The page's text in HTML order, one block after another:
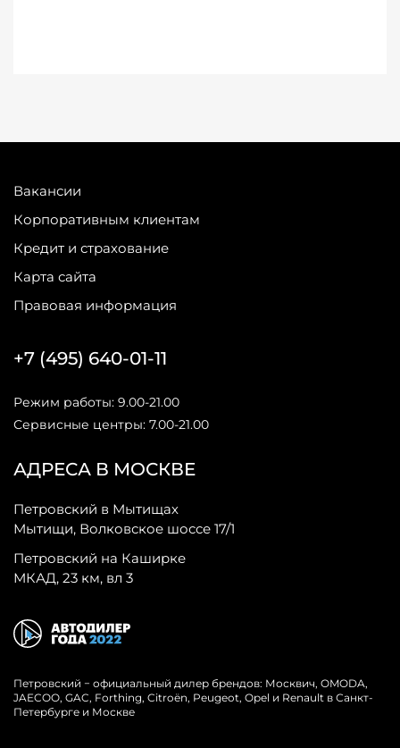
Вакансии
Корпоративным клиентам
Кредит и страхование
Карта сайта
Правовая информация
АДРЕСА В МОСКВЕ
Петровский в Мытищах
Мытищи, Волковское шоссе 17/1
Петровский на Каширке
МКАД, 23 км, вл 3
+7 (495) 640-01-11
Режим работы: 9.00-21.00
Сервисные центры: 7.00-21.00
Петровский − официальный дилер брендов: Москвич, OMODA,
JAECOO, GAC, Forthing, Citroёn, Peugeot, Opel и Renault в Санкт-
Петербурге и Москве